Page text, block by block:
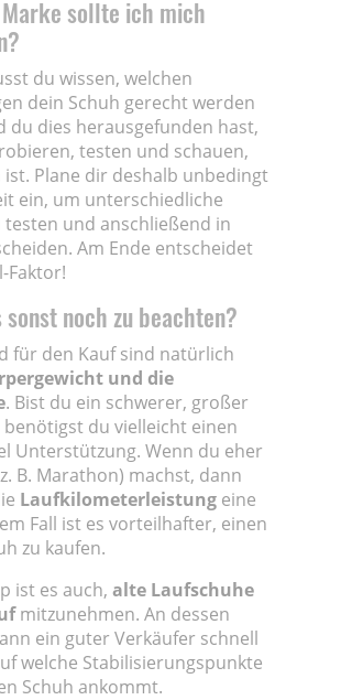
sollte ich mich
du wissen, welchen
dein Schuh gerecht werden
du dies herausgefunden hast,
testen und schauen,
ist. Plane dir deshalb unbedingt
ein, um unterschiedliche
testen und anschließend in
Am Ende entscheidet
Faktor!
sonst noch zu beachten?
für den Kauf sind natürlich
und die
. Bist du ein schwerer, großer
benötigst du vielleicht einen
Unterstützung. Wenn du eher
B. Marathon) machst, dann
Laufkilometerleistung eine
Fall ist es vorteilhafter, einen
zu kaufen.
ist es auch,alte Laufschuhe
mitzunehmen. An dessen
ein guter Verkäufer schnell
welche Stabilisierungspunkte
Schuh ankommt.